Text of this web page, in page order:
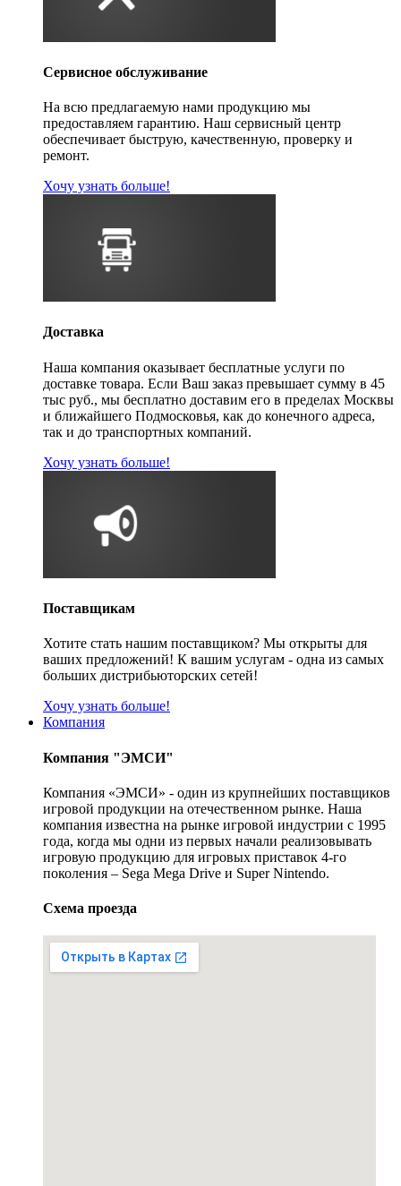
Сервисное обслуживание
На всю предлагаемую нами продукцию мы
предоставляем гарантию. Наш сервисный центр
обеспечивает быструю, качественную, проверку и
ремонт.
Хочу узнать больше!
Доставка
Наша компания оказывает бесплатные услуги по
доставке товара. Если Ваш заказ превышает сумму в 45
тыс руб., мы бесплатно доставим его в пределах Москвы
и ближайшего Подмосковья, как до конечного адреса,
так и до транспортных компаний.
Хочу узнать больше!
Поставщикам
Хотите стать нашим поставщиком? Мы открыты для
ваших предложений! К вашим услугам - одна из самых
больших дистрибьюторских сетей!
Хочу узнать больше!
Компания
Компания "ЭМСИ"
Компания «ЭМСИ» - один из крупнейших поставщиков
игровой продукции на отечественном рынке. Наша
компания известна на рынке игровой индустрии с 1995
года, когда мы одни из первых начали реализовывать
игровую продукцию для игровых приставок 4-го
поколения – Sega Mega Drive и Super Nintendo.
Схема проезда